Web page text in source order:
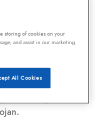
tuhansia
jos kyseessä on
tai
jatkuvasti,
storing of cookies on your
and assist in our marketing
All Cookies